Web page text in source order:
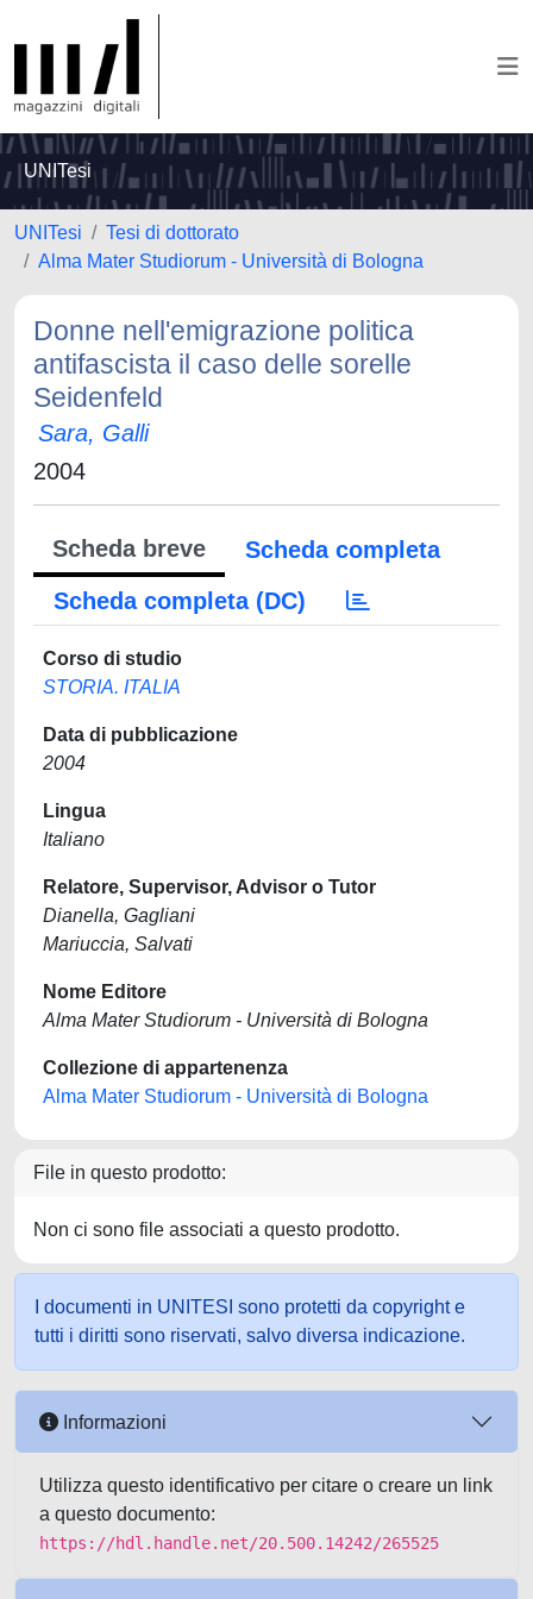
UNITesi
UNITesi
Tesi di dottorato
Alma Mater Studiorum - Università di Bologna
Donne nell'emigrazione politica
antifascista il caso delle sorelle
Seidenfeld
Sara, Galli
2004
Scheda breve
Scheda completa
Scheda completa (DC)
Corso di studio
STORIA. ITALIA
Data di pubblicazione
2004
Lingua
Italiano
Relatore, Supervisor, Advisor o Tutor
Dianella, Gagliani
Mariuccia, Salvati
Nome Editore
Alma Mater Studiorum - Università di Bologna
Collezione di appartenenza
Alma Mater Studiorum - Università di Bologna
File in questo prodotto:
Non ci sono file associati a questo prodotto.
I documenti in UNITESI sono protetti da copyright e
tutti i diritti sono riservati, salvo diversa indicazione.
Informazioni
Utilizza questo identificativo per citare o creare un link
a questo documento:
https://hdl.handle.net/20.500.14242/265525